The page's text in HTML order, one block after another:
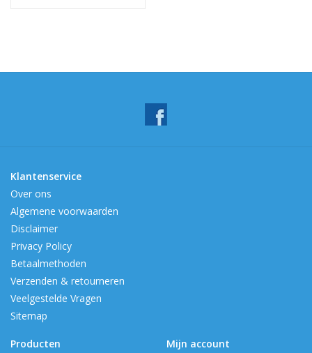
Klantenservice
Over ons
Algemene voorwaarden
Disclaimer
Privacy Policy
Betaalmethoden
Verzenden & retourneren
Veelgestelde Vragen
Sitemap
Producten
Mijn account